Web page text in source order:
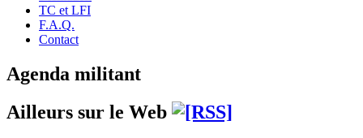
TC et LFI
F.A.Q.
Contact
Agenda militant
Ailleurs sur le Web